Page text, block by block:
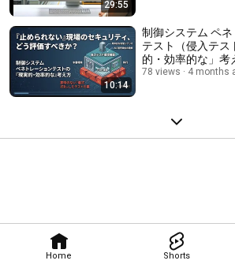
Home Shorts
29:55
10:14
制御システム ペ
テスト（侵入テス
的・効率的な」考
キュリティ】
78 views 4 months